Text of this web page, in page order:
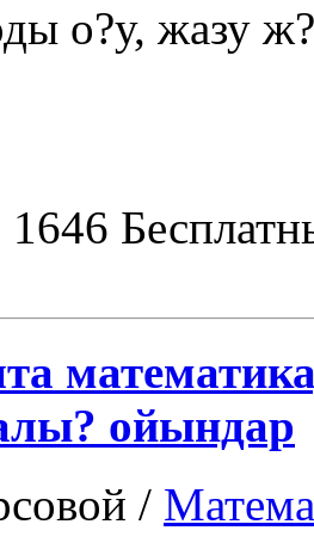
о?у, жазу
ойындар
/